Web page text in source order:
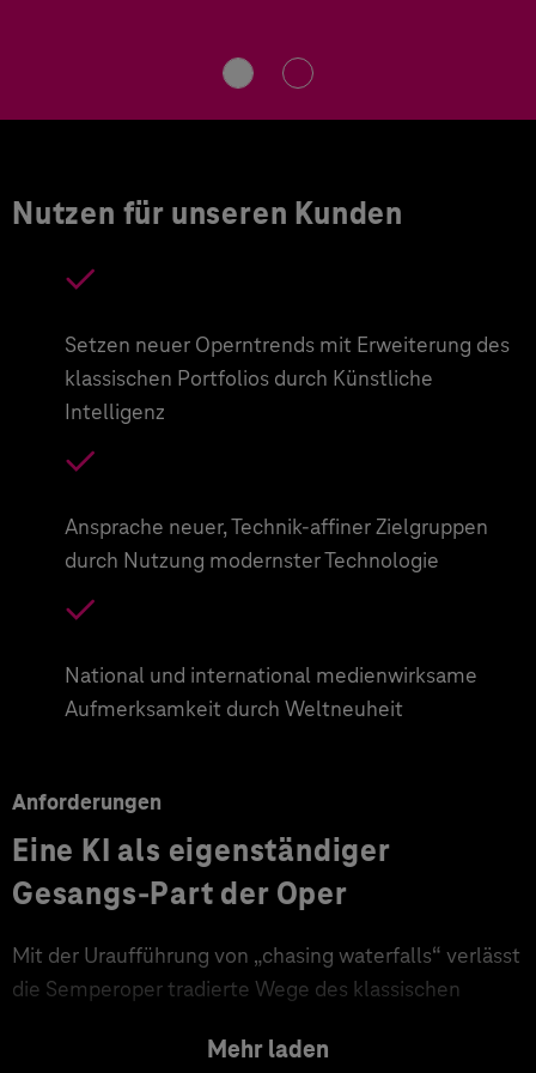
Nutzen für unseren Kunden
Setzen neuer Operntrends mit Erweiterung des
klassischen Portfolios durch Künstliche
Intelligenz
Ansprache neuer, Technik-affiner Zielgruppen
durch Nutzung modernster Technologie
National und international medienwirksame
Aufmerksamkeit durch Weltneuheit
Anforderungen
Eine KI als eigenständiger
Gesangs-Part der Oper
Mit der Uraufführung von „chasing waterfalls“ verlässt
die Semperoper tradierte Wege des klassischen
Opernproduktion unter Mitwirkung von Künstlicher
Mehr laden